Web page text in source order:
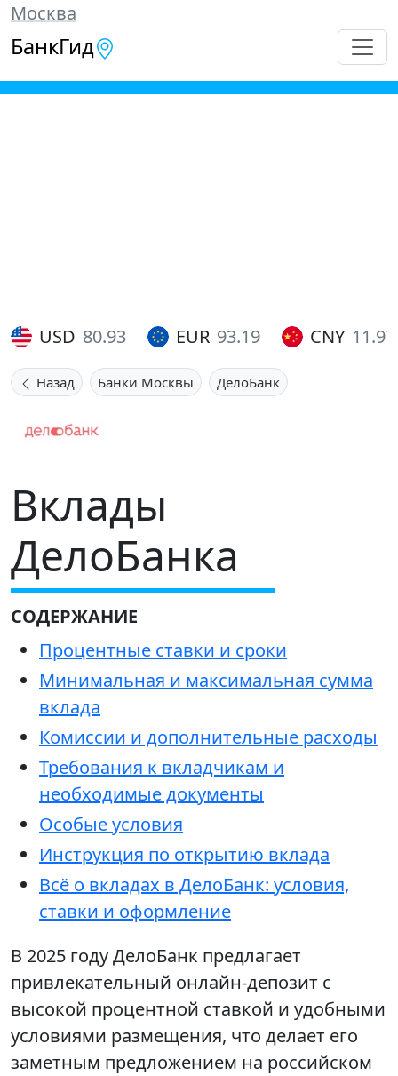
Москва
БанкГид
USD 80.93 EUR 93.19 CNY 11.97
Назад Банки Москвы ДелоБанк
Вклады
ДелоБанка
СОДЕРЖАНИЕ
Процентные ставки и сроки
Минимальная и максимальная сумма
вклада
Комиссии и дополнительные расходы
Требования к вкладчикам и
необходимые документы
Особые условия
Инструкция по открытию вклада
Всё о вкладах в ДелоБанк: условия,
ставки и оформление
В 2025 году ДелоБанк предлагает
привлекательный онлайн-депозит с
высокой процентной ставкой и удобными
условиями размещения, что делает его
заметным предложением на российском